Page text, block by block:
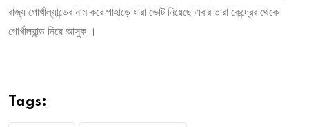
রাজ্য গোর্খাল্যান্ডের নাম করে পাহাড়ে যারা ভোট নিয়েছে এবার তারা কেন্দ্রের থেকে
গোর্খাল্যান্ড নিয়ে আসুক ।
Tags: